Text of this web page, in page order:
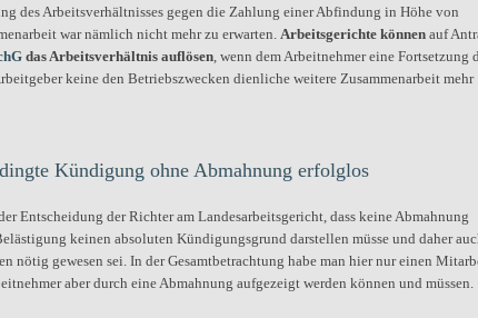
des Arbeitsverhältnisses gegen die Zahlung einer Abfindung in Höhe von
war nämlich nicht mehr zu erwarten.Arbeitsgerichte können auf
das Arbeitsverhältnis auflösen, wenn dem Arbeitnehmer eine Fortsetzung
keine den Betriebszwecken dienliche weitere Zusammenarbeit mehr
Kündigung ohne Abmahnung erfolglos
Entscheidung der Richter am Landesarbeitsgericht, dass keine Abmahnung
keinen absoluten Kündigungsgrund darstellen müsse und daher
nötig gewesen sei. In der Gesamtbetrachtung habe man hier nur einen
aber durch eine Abmahnung aufgezeigt werden können und müssen.